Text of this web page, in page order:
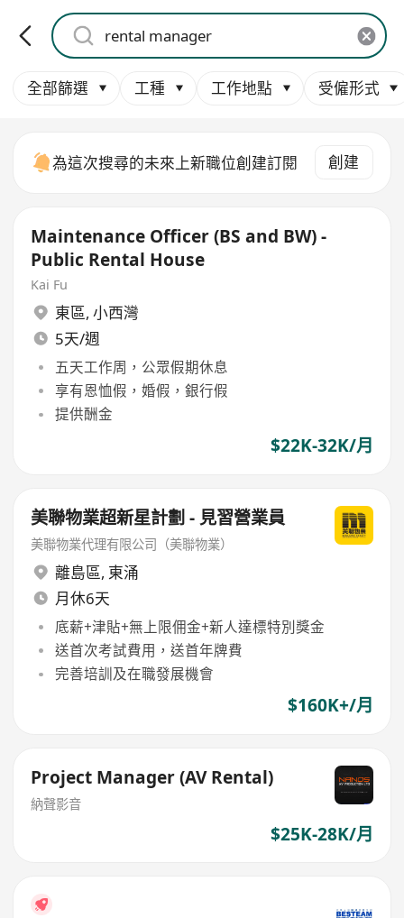
全部篩選 工種 工作地點 受僱形式
為這次搜尋的未來上新職位創建訂閱 創建
Maintenance Officer (BS and BW) -
Public Rental House
Kai Fu
東區, 小西灣
5天/週
五天工作周，公眾假期休息
享有恩恤假，婚假，銀行假
提供酬金
$22K-32K/月
美聯物業超新星計劃 - 見習營業員
美聯物業代理有限公司（美聯物業）
離島區, 東涌
月休6天
底薪+津貼+無上限佣金+新人達標特別獎金
送首次考試費用，送首年牌費
完善培訓及在職發展機會
$160K+/月
Project Manager (AV Rental)
納聲影音
$25K-28K/月